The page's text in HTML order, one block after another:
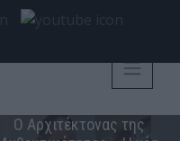
Ο Αρχιτέκτονας της